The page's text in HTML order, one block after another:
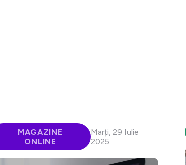
MAGAZINE
ONLINE
Marți, 29 Iulie
2025